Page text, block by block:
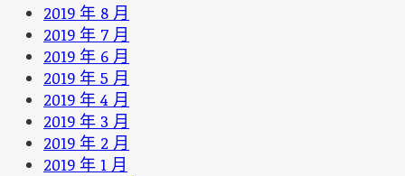
2019 年 8 月
2019 年 7 月
2019 年 6 月
2019 年 5 月
2019 年 4 月
2019 年 3 月
2019 年 2 月
2019 年 1 月